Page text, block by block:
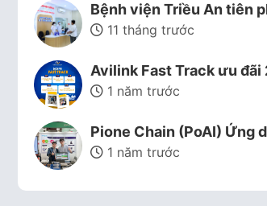
Bệnh viện Triều An tiên
11 tháng trước
Avilink Fast Track ưu đãi
1 năm trước
Pione Chain (PoAI) Ứng
1 năm trước